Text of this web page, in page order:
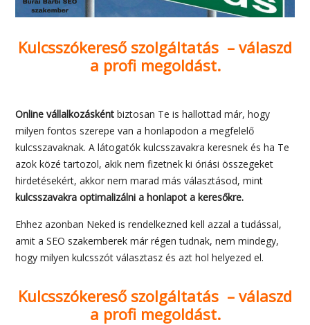
Kulcsszókereső szolgáltatás – válaszd
a profi megoldást.
Online vállalkozásként biztosan Te is hallottad már, hogy
milyen fontos szerepe van a honlapodon a megfelelő
kulcsszavaknak. A látogatók kulcsszavakra keresnek és ha Te
azok közé tartozol, akik nem fizetnek ki óriási összegeket
hirdetésekért, akkor nem marad más választásod, mint
kulcsszavakra optimalizálni a honlapot a keresőkre.
Ehhez azonban Neked is rendelkezned kell azzal a tudással,
amit a SEO szakemberek már régen tudnak, nem mindegy,
hogy milyen kulcsszót választasz és azt hol helyezed el.
Kulcsszókereső szolgáltatás – válaszd
a profi megoldást.